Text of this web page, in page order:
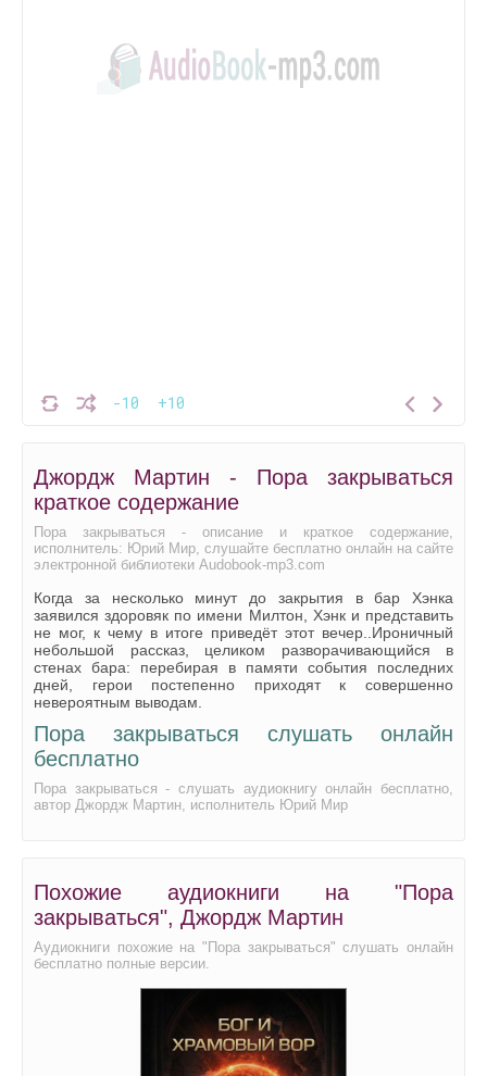
-10 +10
Джордж Мартин - Пора закрываться
краткое содержание
Пора закрываться - описание и краткое содержание,
исполнитель: Юрий Мир, слушайте бесплатно онлайн на сайте
электронной библиотеки Audobook-mp3.com
Когда за несколько минут до закрытия в бар Хэнка
заявился здоровяк по имени Милтон, Хэнк и представить
не мог, к чему в итоге приведёт этот вечер..Ироничный
небольшой рассказ, целиком разворачивающийся в
стенах бара: перебирая в памяти события последних
дней, герои постепенно приходят к совершенно
невероятным выводам.
Пора закрываться слушать онлайн
бесплатно
Пора закрываться - слушать аудиокнигу онлайн бесплатно,
автор Джордж Мартин, исполнитель Юрий Мир
Похожие аудиокниги на "Пора
закрываться", Джордж Мартин
Аудиокниги похожие на "Пора закрываться" слушать онлайн
бесплатно полные версии.